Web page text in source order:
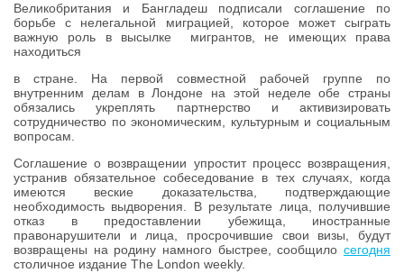
Великобритания и Бангладеш подписали соглашение по
борьбе с нелегальной миграцией, которое может сыграть
важную роль в высылке мигрантов, не имеющих права
находиться
в стране. На первой совместной рабочей группе по
внутренним делам в Лондоне на этой неделе обе страны
обязались укреплять партнерство и активизировать
сотрудничество по экономическим, культурным и социальным
вопросам.
Соглашение о возвращении упростит процесс возвращения,
устранив обязательное собеседование в тех случаях, когда
имеются веские доказательства, подтверждающие
необходимость выдворения. В результате лица, получившие
отказ в предоставлении убежища, иностранные
правонарушители и лица, просрочившие свои визы, будут
возвращены на родину намного быстрее, сообщило сегодня
столичное издание The London weekly.